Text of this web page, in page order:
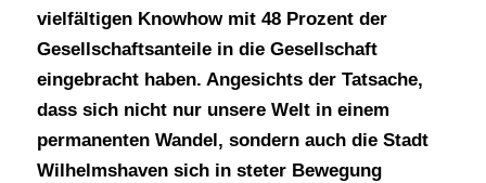
vielfältigen Knowhow mit 48 Prozent der
Gesellschaftsanteile in die Gesellschaft
eingebracht haben. Angesichts der Tatsache,
dass sich nicht nur unsere Welt in einem
permanenten Wandel, sondern auch die Stadt
Wilhelmshaven sich in steter Bewegung